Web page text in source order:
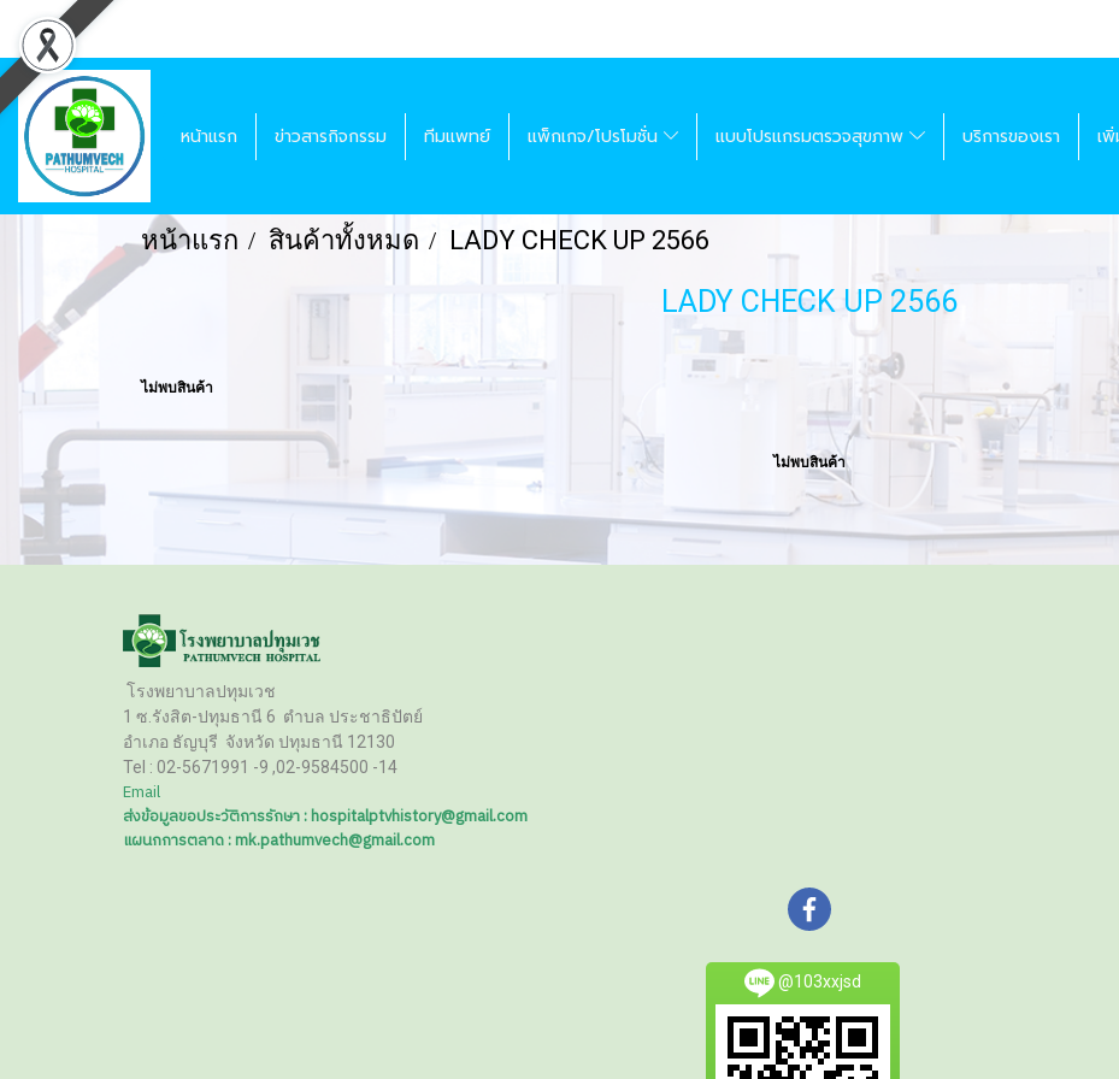
หน้าแรก ข่าวสารกิจกรรม ทีมแพทย์ แพ็กเกจ/โปรโมชั่น แบบโปรแกรมตรวจสุขภาพ บริการของเรา เ
หน้าแรก สินค้าทั้งหมด LADY CHECK UP 2566
LADY CHECK UP 2566
ไม่พบสินค้า
ไม่พบสินค้า
โรงพยาบาลปทุมเวช
1 ซ.รังสิต-ปทุมธานี 6 ตำบล ประชาธิปัตย์
อำเภอ ธัญบุรี จังหวัด ปทุมธานี 12130
Tel : 02-5671991 -9 ,02-9584500 -14
Email
ส่งข้อมูลขอประวัติการรักษา : hospitalptvhistory@gmail.com
แผนกการตลาด : mk.pathumvech@gmail.com
@103xxjsd